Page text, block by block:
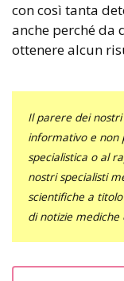
con così tanta
anche perché da
ottenere alcun
Il parere dei
informativo e non
specialistica o al
nostri specialisti
scientifiche a
di notizie